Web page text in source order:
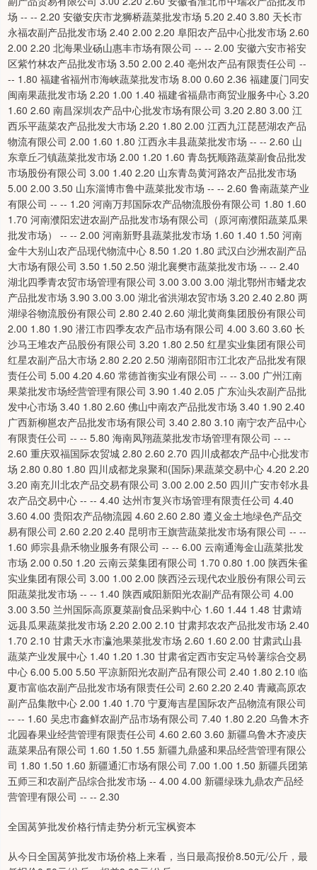
全国莴笋批发价格行情走势分析元宝枫资本
从今日全国莴笋批发市场价格上来看，当日最高报价8.50元/公斤，最